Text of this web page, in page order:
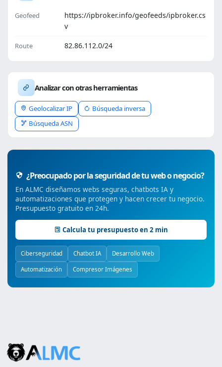
Geofeed
https://ipbroker.info/geofeeds/ipbroker.cs
v
Route 82.86.112.0/24
Analizar con otras herramientas
Geolocalizar IP
Búsqueda inversa
Búsqueda ASN
¿Preocupado por la seguridad de tu web o negocio?
En ALMC diseñamos webs seguras, chatbots IA y
automatizaciones que protegen y hacen crecer tu negocio.
Presupuesto gratuito en 24h.
Calcula tu presupuesto en 2 min
Ciberseguridad Chatbot IA Desarrollo Web
Automatización Compresor Imágenes